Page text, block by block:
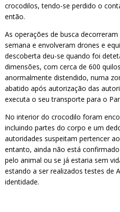
crocodilos, tendo-se perdido o
então.
As operações de busca
semana e envolveram drones e
descoberta deu-se quando foi
dimensões, com cerca de 600
anormalmente distendido, numa
abatido após autorização das
executa o seu transporte para o
No interior do crocodilo foram
incluindo partes do corpo e um
autoridades suspeitam pertencer
entanto, ainda não está
pelo animal ou se já estaria sem
estando a ser realizados testes de
identidade.